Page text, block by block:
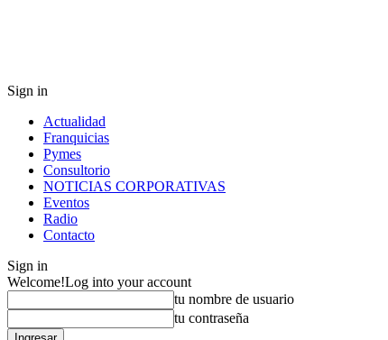
Sign in
Actualidad
Franquicias
Pymes
Consultorio
NOTICIAS CORPORATIVAS
Eventos
Radio
Contacto
Sign in
Welcome!Log into your account
tu nombre de usuario
tu contraseña